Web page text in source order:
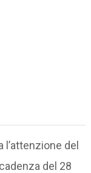
l’attenzione del
del 28